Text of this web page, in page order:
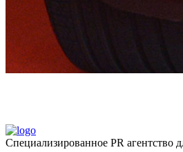
Специализированное PR агентство